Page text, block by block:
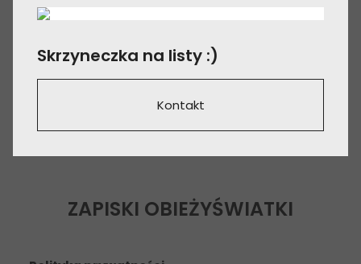
Skrzyneczka na listy :)
Kontakt
ZAPISKI OBIEŻYŚWIATKI